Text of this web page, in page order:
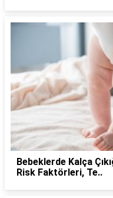
Bebeklerde Kalça
Risk Faktörleri, Te..